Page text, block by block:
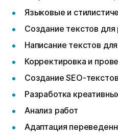
Языковые и
Создание текстов для
Написание текстов
Корректировка и
Создание SEO-текстов
Разработка
Анализ работ
Адаптация